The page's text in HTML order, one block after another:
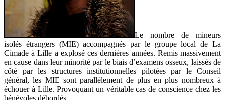
Le nombre de mineurs
isolés étrangers (MIE) accompagnés par le groupe local de La
Cimade à Lille a explosé ces dernières années. Remis massivement
en cause dans leur minorité par le biais d’examens osseux, laissés de
côté par les structures institutionnelles pilotées par le Conseil
général, les MIE sont parallèlement de plus en plus nombreux à
échouer à Lille. Provoquant un véritable cas de conscience chez les
bénévoles débordés.